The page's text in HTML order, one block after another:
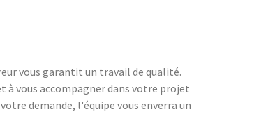
vous garantit un travail de qualité.
à vous accompagner dans votre projet
demande, l'équipe vous enverra un